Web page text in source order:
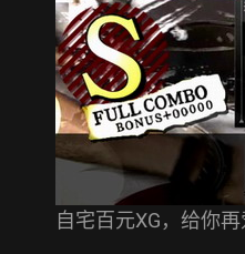
自宅百元XG，给你再